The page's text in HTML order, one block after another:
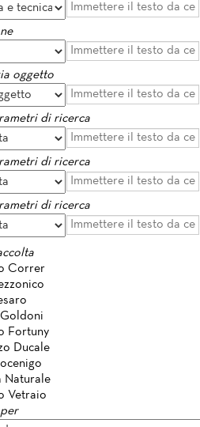
oggetto
di ricerca
di ricerca
di ricerca
Correr
Fortuny
Ducale
Naturale
Vetraio